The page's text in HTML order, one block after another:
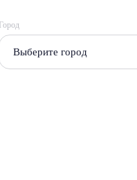
Город
Выберите город